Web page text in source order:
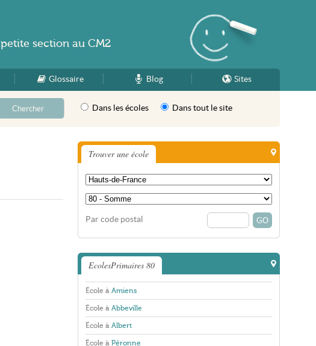
Glossaire Blog Sites
Dans les écoles Dans tout le site
Trouver une école
Par code postal
EcolesPrimaires 80
École à Amiens
École à Abbeville
École à Albert
École à Péronne
petite section au CM2